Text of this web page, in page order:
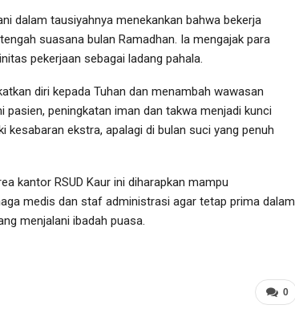
dalam tausiyahnya menekankan bahwa bekerja
suasana bulan Ramadhan. Ia mengajak para
pekerjaan sebagai ladang pahala.
diri kepada Tuhan dan menambah wawasan
pasien, peningkatan iman dan takwa menjadi kunci
ekstra, apalagi di bulan suci yang penuh
kantor RSUD Kaur ini diharapkan mampu
medis dan staf administrasi agar tetap prima dalam
menjalani ibadah puasa.
0